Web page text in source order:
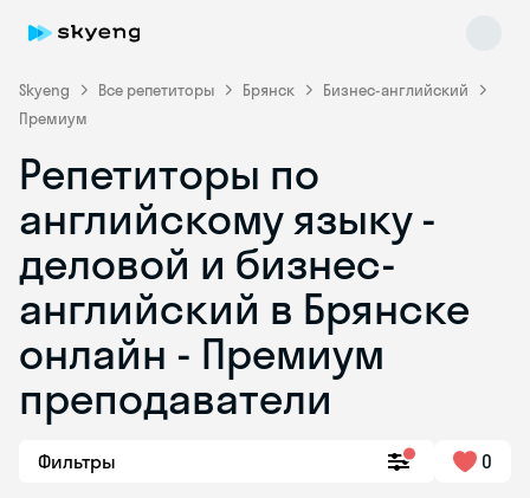
Skyeng Все репетиторы Брянск
Бизнес-английский
Премиум
Репетиторы по
английскому языку -
деловой и бизнес-
английский в Брянске
онлайн - Премиум
преподаватели
Фильтры 0
Skyeng Chat